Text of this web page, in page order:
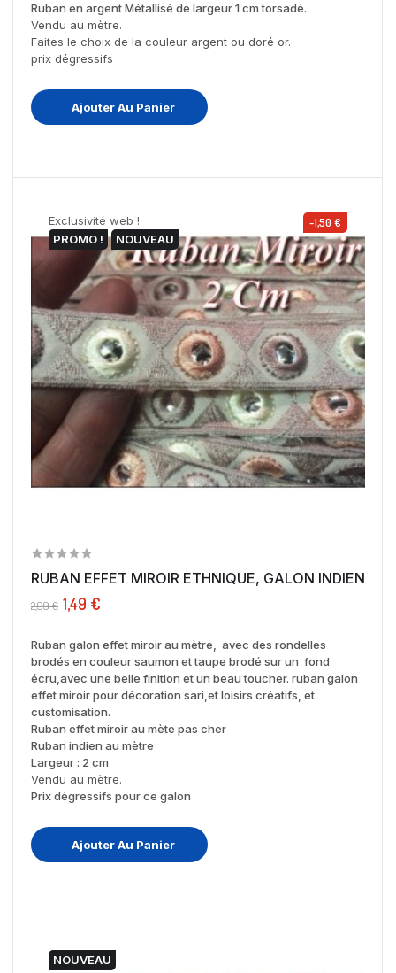
Ruban en argent Métallisé de largeur 1 cm torsadé.
Vendu au mètre.
Faites le choix de la couleur argent ou doré or.
prix dégressifs
Ajouter Au Panier
Exclusivité web !
PROMO !
NOUVEAU
-1,50 €
2,99 € 1,49 €
Ruban galon effet miroir au mètre, avec des rondelles
brodés en couleur saumon et taupe brodé sur un fond
écru,avec une belle finition et un beau toucher. ruban galon
effet miroir pour décoration sari,et loisirs créatifs, et
customisation.
Ruban effet miroir au mète pas cher
Ruban indien au mètre
Largeur : 2 cm
Vendu au mètre.
Prix dégressifs pour ce galon
Ajouter Au Panier
NOUVEAU